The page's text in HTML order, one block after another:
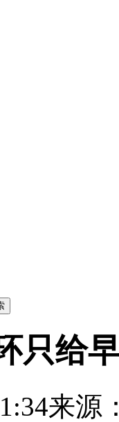
只给
来源